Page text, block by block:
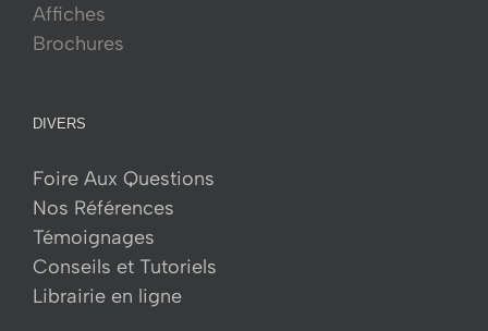
Affiches
Brochures
DIVERS
Foire Aux Questions
Nos Références
Témoignages
Conseils et Tutoriels
Librairie en ligne